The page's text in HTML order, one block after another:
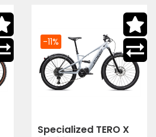
Specialized TERO X
-11%